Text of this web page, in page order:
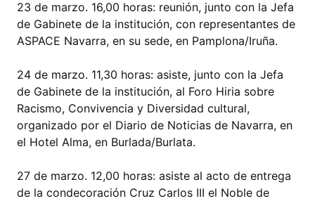
23 de marzo. 16,00 horas: reunión, junto con la Jefa
de Gabinete de la institución, con representantes de
ASPACE Navarra, en su sede, en Pamplona/Iruña.
24 de marzo. 11,30 horas: asiste, junto con la Jefa
de Gabinete de la institución, al Foro Hiria sobre
Racismo, Convivencia y Diversidad cultural,
organizado por el Diario de Noticias de Navarra, en
el Hotel Alma, en Burlada/Burlata.
27 de marzo. 12,00 horas: asiste al acto de entrega
de la condecoración Cruz Carlos III el Noble de